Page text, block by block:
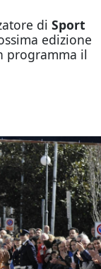
di Sport
edizione
programma il